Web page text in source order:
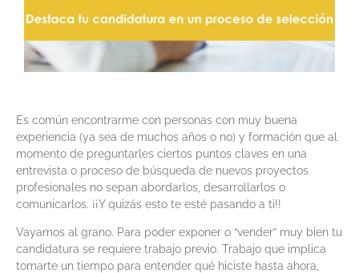
Es común encontrarme con personas con muy buena
experiencia (ya sea de muchos años o no) y formación que al
momento de preguntarles ciertos puntos claves en una
entrevista o proceso de búsqueda de nuevos proyectos
profesionales no sepan abordarlos, desarrollarlos o
comunicarlos. ¡¡Y quizás esto te esté pasando a ti!!
Vayamos al grano. Para poder exponer o “vender” muy bien tu
candidatura se requiere trabajo previo. Trabajo que implica
tomarte un tiempo para entender qué hiciste hasta ahora,